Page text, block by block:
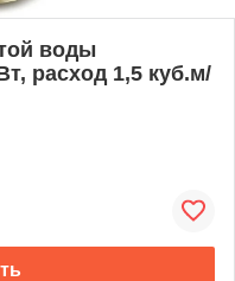
воды
расход 1,5 куб.м/